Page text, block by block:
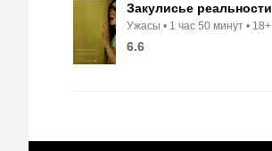
Закулисье реальности
Ужасы 1 час 50 минут 18+
6.6